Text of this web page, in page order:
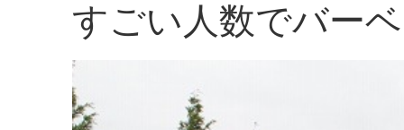
すごい人数でバー